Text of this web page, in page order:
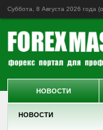
Суббота, 8 Августа 2026 года
НОВОСТИ
НОВОСТИ